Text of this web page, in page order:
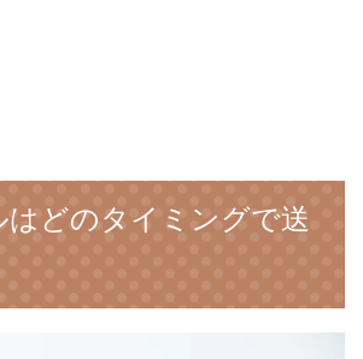
はどのタイミングで送